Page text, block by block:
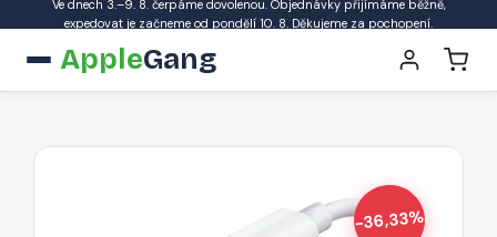
Ve dnech 3.–9. 8. čerpáme dovolenou. Objednávky přijímáme běžně,
expedovat je začneme od pondělí 10. 8. Děkujeme za pochopení.
AppleGang
-36,33%